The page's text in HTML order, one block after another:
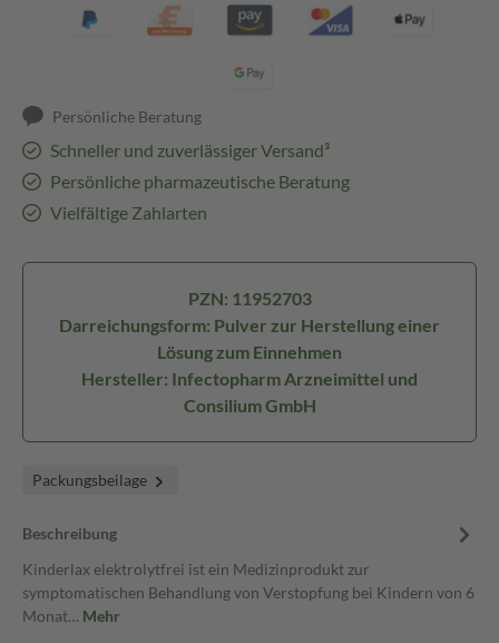
Persönliche Beratung
Schneller und zuverlässiger Versand³
Persönliche pharmazeutische Beratung
Vielfältige Zahlarten
PZN: 11952703
Darreichungsform: Pulver zur Herstellung einer
Lösung zum Einnehmen
Hersteller: Infectopharm Arzneimittel und
Consilium GmbH
Packungsbeilage
Beschreibung
Kinderlax elektrolytfrei ist ein Medizinprodukt zur
symptomatischen Behandlung von Verstopfung bei Kindern von 6
Monat… Mehr